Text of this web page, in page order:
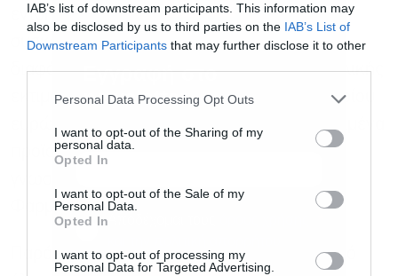
IAB’s list of downstream participants. This information may
also be disclosed by us to third parties on the IAB’s List of
Downstream Participants that may further disclose it to other
Personal Data Processing Opt Outs
I want to opt-out of the Sharing of my
personal data.
Opted In
I want to opt-out of the Sale of my
Personal Data.
Opted In
I want to opt-out of processing my
Personal Data for Targeted Advertising.
εντόπισαν και κατάσχεσαν συνολικά 34.202
συσκευασίες συμπληρωμάτων διατροφής –
διαφόρων τύπων και συσκευασιών -, συνολικής
εκτιμώμενης αξίας άνω του ενός εκατομμυρίου
ευρώ, καθώς διαπιστώθηκε ότι τα συγκεκριμένα
προϊόντα δεν διέθεταν την απαιτούμενη
Φαρμάκων (ΕΟΦ).
Παράλληλα, προχώρησαν και σε φορολογικό
Εγγραφή στο
newsletter
Αποδέχομαι τους